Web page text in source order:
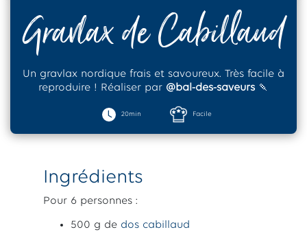
Gravlax de Cabillaud
Un gravlax nordique frais et savoureux. Très facile à
reproduire ! Réaliser par @bal-des-saveurs 🍡
20min Facile
Ingrédients
Pour 6 personnes :
500 g de dos cabillaud